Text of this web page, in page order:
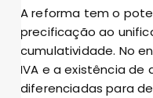
A reforma tem o
precificação ao
cumulatividade. No
IVA e a existência de
diferenciadas para